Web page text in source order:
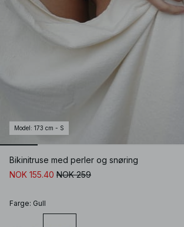
Model : 173 cm - S
Bikinitruse med perler og snøring
NOK 155.40 NOK 259
Farge: Gull